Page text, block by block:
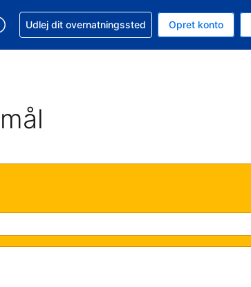
valuta er Amerikanske dollar
Dit nuværende sprog er Dansk
Få hjælp til en booking
Udlej dit overnatningssted Opret konto